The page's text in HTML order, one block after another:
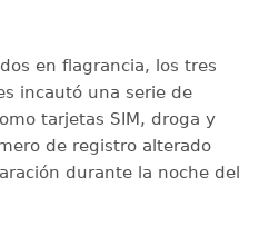
en flagrancia, los tres
incautó una serie de
tarjetas SIM, droga y
de registro alterado
durante la noche del